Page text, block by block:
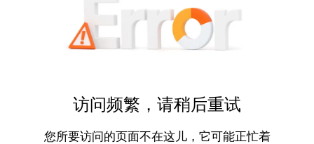
访问频繁，请稍后重试
您所要访问的页面不在这儿，它可能正忙着